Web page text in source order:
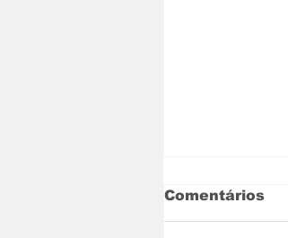
Comentários